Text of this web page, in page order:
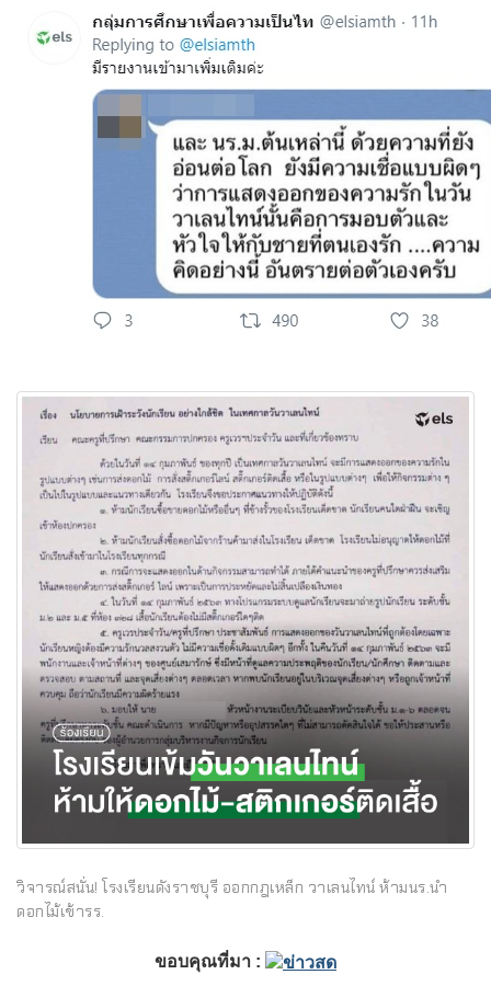
วิจารณ์สนั่น! โรงเรียนดังราชบุรี ออกกฎเหล็ก วาเลนไทน์ ห้ามนร.นำ
ดอกไม้เข้ารร.
ขอบคุณที่มา :